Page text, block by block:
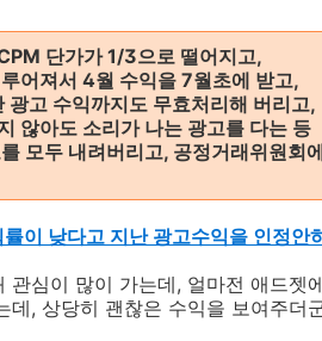
단가가 1/3으로 떨어지고,
어져서 4월 수익을 7월초에 받고,
고 수익까지도 무효처리해 버리고,
않아도 소리가 나는 광고를 다는 등
모두 내려버리고, 공정거래위원회
이 낮다고 지난 광고수익을 인정안
관심이 많이 가는데, 얼마전 애드젯
데, 상당히 괜찮은 수익을 보여주더